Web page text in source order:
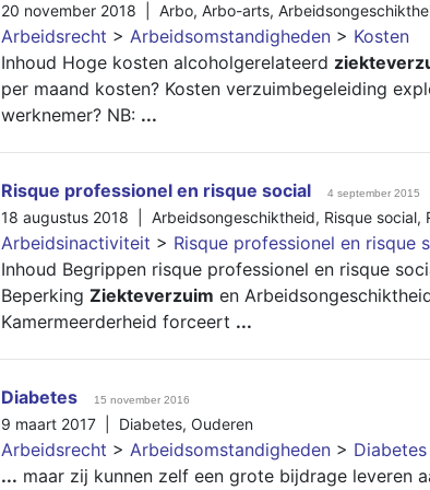
20 november 2018 | Arbo, Arbo-arts,
Arbeidsrecht > Arbeidsomstandigheden > Kosten
Inhoud Hoge kosten alcoholgerelateerd
per maand kosten? Kosten verzuimbegeleiding
werknemer? NB: ...
Risque professionel en risque social 4 september 2015
18 augustus 2018 | Arbeidsongeschiktheid, Risque social,
Arbeidsinactiviteit > Risque professionel en risque
Inhoud Begrippen risque professionel en risque
Beperking Ziekteverzuim en
Kamermeerderheid forceert ...
Diabetes 15 november 2016
9 maart 2017 | Diabetes, Ouderen
Arbeidsrecht > Arbeidsomstandigheden > Diabetes
... maar zij kunnen zelf een grote bijdrage leveren